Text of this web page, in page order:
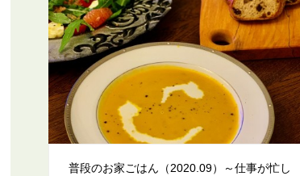
普段のお家ごはん（2020.09）～仕事が忙し